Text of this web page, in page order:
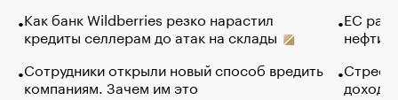
Как банк Wildberries резко нарастил
кредиты селлерам до атак на склады
Сотрудники открыли новый способ вредить
компаниям. Зачем им это
ЕС
нефти